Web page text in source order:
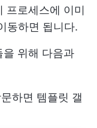
프로세스에 이미
동하면 됩니다.
을 위해 다음과
하면 템플릿 갤